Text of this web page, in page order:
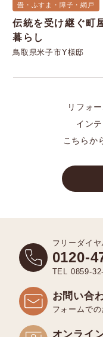
畳・ふすま・障子・網戸
伝統を受け継ぐ町
暮らし
鳥取県米子市Y様邸
リフォ
イン
こちらか
フリーダイヤ
0120-
TEL 0859-
お問い合
フォームで
オンライ